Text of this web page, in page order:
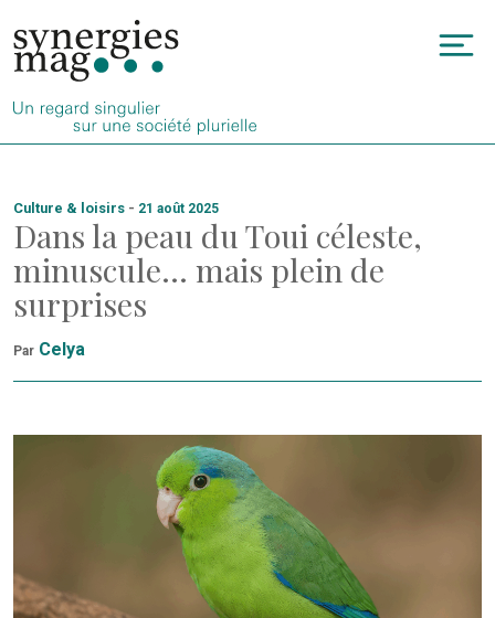
au
contenu
Culture & loisirs - 21 août 2025
Dans la peau du Toui céleste,
minuscule… mais plein de
surprises
Par Celya